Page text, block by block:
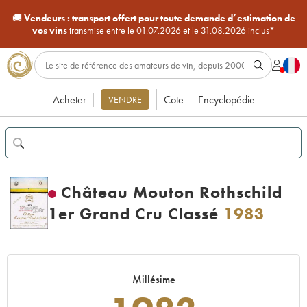
🚚Vendeurs : transport offert pour toute demande d’estimation de
vos vinstransmise entre le 01.07.2026 et le 31.08.2026 inclus*
Acheter VENDRE Cote Encyclopédie
Château Mouton Rothschild
1er Grand Cru Classé 1983
Millésime